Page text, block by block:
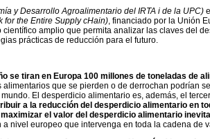
y Desarrollo Agroalimentario del IRTA i de la UPC)
for the Entire Supply cHain), financiado por la Unión
amplio que permita analizar las claves del
prácticas de reducción para el futuro.
se tiran en Europa 100 millones de toneladas de
que se pierden o de derrochan podrían
El desperdicio alimentario es, además, el
a la reducción del desperdicio alimentario en
el valor del desperdicio alimentario
nivel europeo que intervenga en toda la cadena de